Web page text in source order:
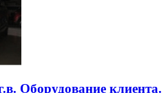
Оборудование клиента.